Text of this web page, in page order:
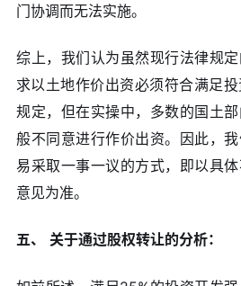
门协调而无法实施。
综上，我们认为虽然现行法律规
求以土地作价出资必须符合满足
规定，但在实操中，多数的国土
般不同意进行作价出资。因此，我
易采取一事一议的方式，即以具
意见为准。
五、 关于通过股权转让的分析：